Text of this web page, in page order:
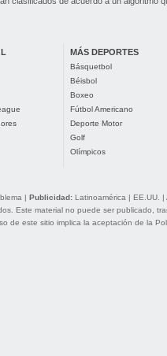
MÁS DEPORTES
Básquetbol
Béisbol
Boxeo
Fútbol Americano
Deporte Motor
Golf
Olímpicos
| Publicidad: Latinoamérica | EE.UU. |
Este material no puede ser publicado,
de este sitio implica la aceptación de la